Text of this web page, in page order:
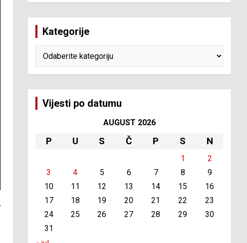
Kategorije
Vijesti po datumu
AUGUST 2026
P U S Č P S N
1
2
3
4 5 6 7 8
9
10
11 12 13 14 15
16
17
18 19 20 21 22
23
24
25 26 27 28 29
30
31